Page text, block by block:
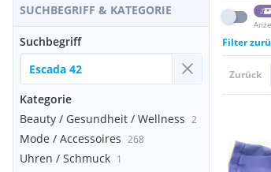
SUCHBEGRIFF & KATEGORIE
Suchbegriff
Kategorie
Beauty / Gesundheit / Wellness 2
Mode / Accessoires 268
Uhren / Schmuck 1
Filter
Zurück